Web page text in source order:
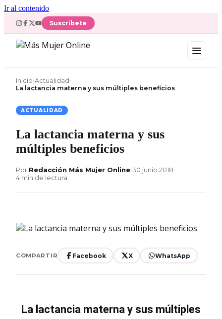
Ir al contenido
Suscríbete
Inicio›Actualidad ›
La lactancia materna y sus múltiples beneficios
ACTUALIDAD
La lactancia materna y sus
múltiples beneficios
Por Redacción Más Mujer Online•30 junio 2018•
4 min de lectura
COMPARTIR Facebook X WhatsApp
La lactancia materna y sus múltiples